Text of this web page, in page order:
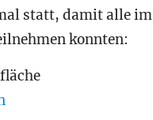
statt, damit alle im
konnten: